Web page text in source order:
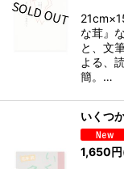
な茸』
と、文
よる、
簡。…
いくつ
1,650円